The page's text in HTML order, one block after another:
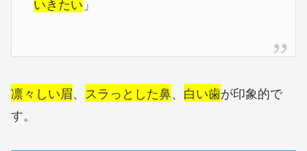
いきたい 」
凛々しい眉、 スラっとした鼻、 白い歯が印象的で
す。